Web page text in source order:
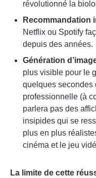
révolutionné la
Recommandation
Netflix ou Spotify
depuis des années.
Génération
plus visible pour le
quelques secondes
professionnelle (à
parlera pas des
insipides qui se
plus en plus
cinéma et le jeu
La limite de cette